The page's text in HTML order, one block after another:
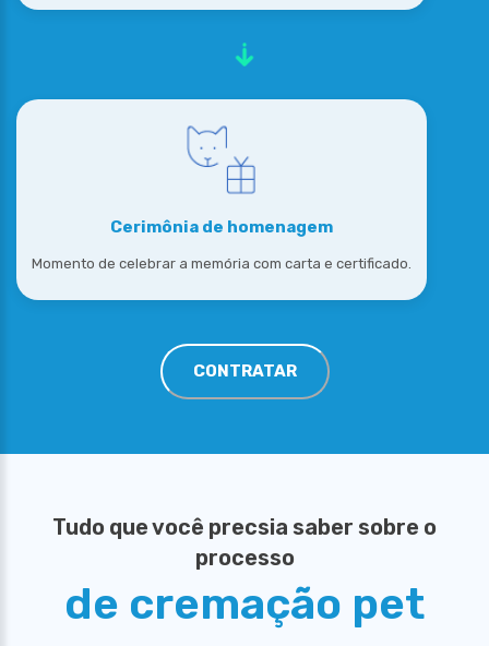
Cerimônia de homenagem
Momento de celebrar a memória com carta e certificado.
CONTRATAR
Tudo que você precsia saber sobre o
processo
de cremação pet